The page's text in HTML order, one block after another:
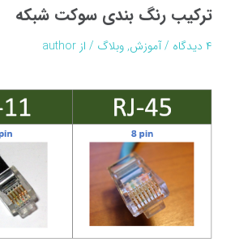
ترکیب رنگ بندی سوکت شبکه
۴ دیدگاه /آموزش,وبلاگ / از author